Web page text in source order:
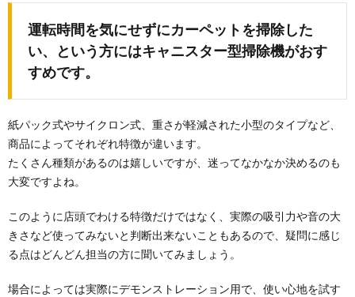
運転時間を気にせずにカーペットを掃除した
い、という方にはキャニスター型掃除機がおす
すめです。
紙パック式やサイクロン式、重さが軽減された小型のタイプなど、
商品によってそれぞれ特徴が違います。
たくさん種類があるのは嬉しいですが、迷ってなかなか決めるのも
大変ですよね。
このように店頭でわける特徴だけではなく、実際の吸引力や音の大
きさなど使ってみないと判断出来ないこともあるので、疑問に感じ
る点はどんどん担当の方に聞いてみましょう。
場合によっては実際にデモンストレーション用で、使い心地を試す